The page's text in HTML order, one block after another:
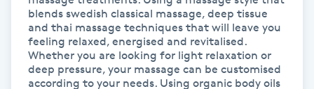
IPL hårborttagning
blends swedish classical massage, deep tissue
and thai massage techniques that will leave you
feeling relaxed, energised and revitalised.
Whether you are looking for light relaxation or
deep pressure, your massage can be customised
according to your needs. Using organic body oils